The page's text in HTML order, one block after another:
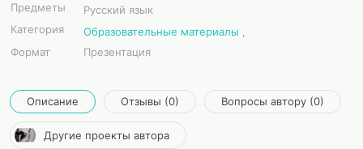
Предметы
Русский язык
Категория
Образовательные материалы
Формат
Презентация
Описание Отзывы (0) Вопросы автору (0)
Другие проекты автора